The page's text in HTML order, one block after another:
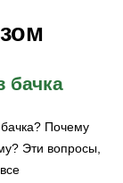
бачка
Почему
Эти вопросы,